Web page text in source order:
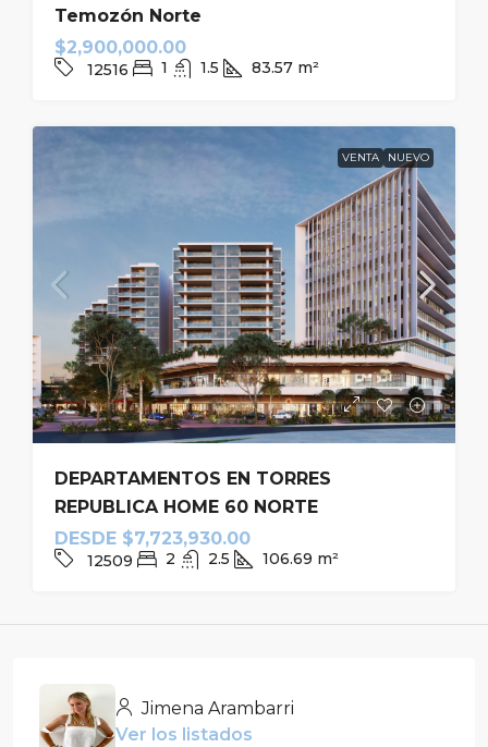
Temozón Norte
$2,900,000.00
12516 1 1.5 83.57 m²
VENTA NUEVO
DEPARTAMENTOS EN TORRES
REPUBLICA HOME 60 NORTE
DESDE $7,723,930.00
12509 2 2.5 106.69 m²
Jimena Arambarri
Ver los listados